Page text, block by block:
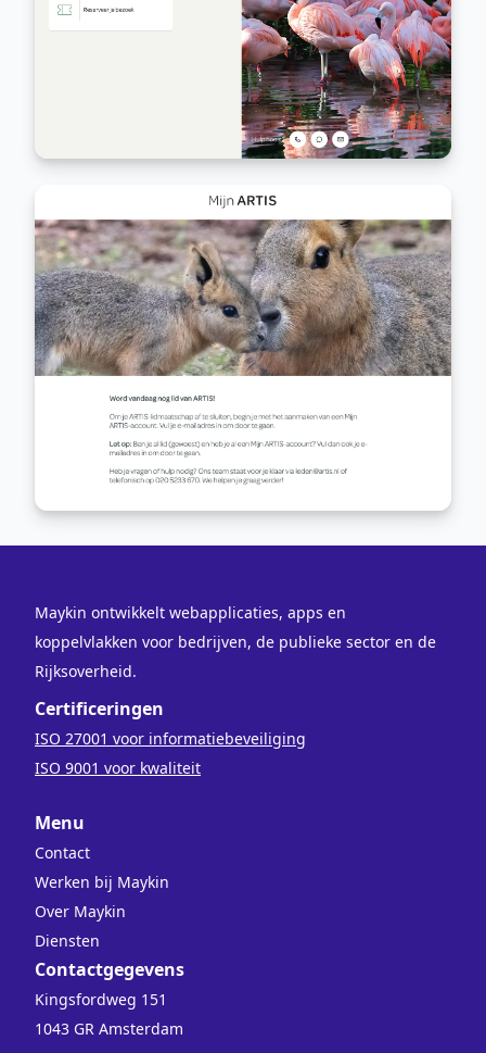
Maykin ontwikkelt webapplicaties, apps en
koppelvlakken voor bedrijven, de publieke sector en de
Rijksoverheid.
Certificeringen
ISO 27001 voor informatiebeveiliging
ISO 9001 voor kwaliteit
Menu
Contact
Werken bij Maykin
Over Maykin
Diensten
Contactgegevens
Kingsfordweg 151
1043 GR Amsterdam